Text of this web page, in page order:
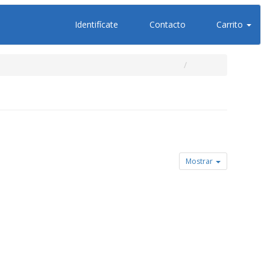
Identifícate Contacto Carrito
Mostrar